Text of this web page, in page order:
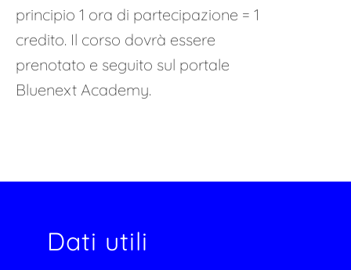
principio 1 ora di partecipazione = 1
credito. Il corso dovrà essere
prenotato e seguito sul portale
Bluenext Academy.
Dati utili